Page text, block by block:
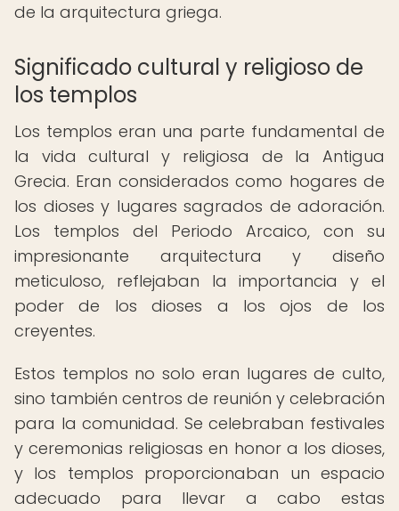
de la arquitectura griega.
Significado cultural y religioso de
los templos
Los templos eran una parte fundamental de
la vida cultural y religiosa de la Antigua
Grecia. Eran considerados como hogares de
los dioses y lugares sagrados de adoración.
Los templos del Periodo Arcaico, con su
impresionante arquitectura y diseño
meticuloso, reflejaban la importancia y el
poder de los dioses a los ojos de los
creyentes.
Estos templos no solo eran lugares de culto,
sino también centros de reunión y celebración
para la comunidad. Se celebraban festivales
y ceremonias religiosas en honor a los dioses,
y los templos proporcionaban un espacio
adecuado para llevar a cabo estas